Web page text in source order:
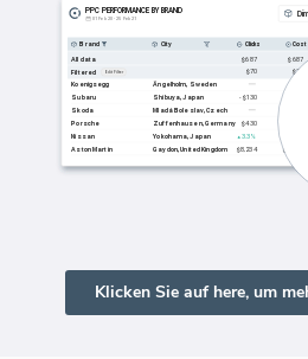
Klicken Sie auf here, um